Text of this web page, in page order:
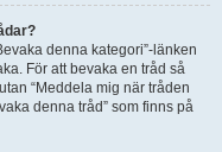
denna kategori”-länken
För att bevaka en tråd så
“Meddela mig när tråden
denna tråd” som finns på